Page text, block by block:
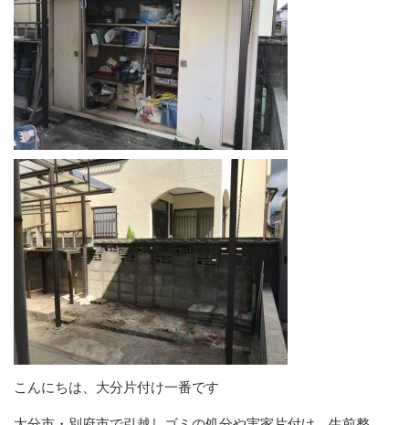
こんにちは、大分片付け一番です